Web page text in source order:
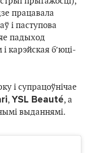
працавала
і паступова
падыход
карэйская б’юці-
і супрацоўнічае
, YSL Beauté, а
выданнямі.